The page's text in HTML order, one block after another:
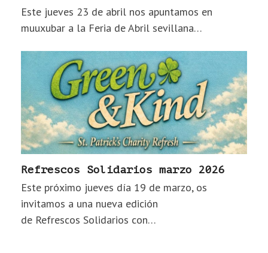
Este jueves 23 de abril nos apuntamos en
muuxubar a la Feria de Abril sevillana…
Refrescos Solidarios marzo 2026
Este próximo jueves día 19 de marzo, os
invitamos a una nueva edición
de Refrescos Solidarios con…